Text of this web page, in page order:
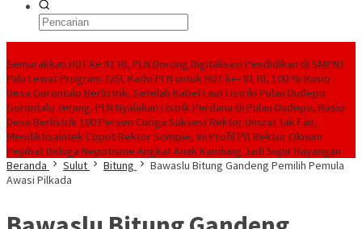
Semarakkan HUT ke 81 RI, PLN Dorong Digitalisasi Pendidikan di SMPN1
Palu Lewat Program TJSLKado PLN untuk HUT ke- 81 RI, 100 % Rasio
Desa Gorontalo Berlistrik, Setelah Kabel Laut Listriki Pulau Dudepo
Gorontalo Terang. PLN Nyalakan Listrik Perdana di Pulau Dudepo, Rasio
Desa Berlistrik 100 Persen Curiga Suksesi Rektor Unsrat Tak Fair,
Mendiktisaintek Copot Rektor Sompie, Ini Profil Plt RektorOknum
Pejabat Diduga Nepotisme Angkat Anak Kandung Jadi Supir Bayangan
Beranda
Sulut Bitung
Bawaslu Bitung Gandeng Pemilih Pemula
Awasi Pilkada